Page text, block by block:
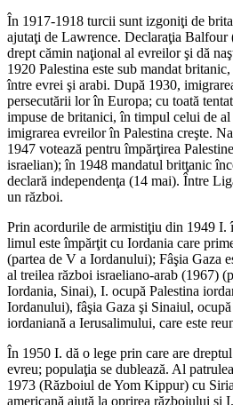
În 1917-1918 turcii sunt izgo­niţi de
ajutaţi de Lawrence. Declaraţia Balfour
drept cămin naţional al evreilor şi dă
1920 Palestina este sub mandat
între evrei şi arabi. După 1930,
persecutării lor în Europa; cu toată
impuse de britanici, în timpul celui de
imigrarea evreilor în Palestina creşte.
1947 votează pentru împărţirea
israelian); în 1948 mandatul britţanic
declară independenţa (14 mai). Între
un război.
Prin acor­durile de armistiţiu din 1949
limul este împărţit cu Iordania care
(partea de V a Iordanului); Fâşia Gaza
al treilea război israeliano-arab (1967)
Iordania, Sinai), I. ocupă Palestina
Iordanului), fâşia Gaza şi Sinaiul,
iordaniană a Ierusalimului, care este
În 1950 I. dă o lege prin care are
evreu; populaţia se dublează. Al
1973 (Războiul de Yom Kippur) cu
americană ajută la oprirea războiului şi